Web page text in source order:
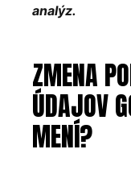
analýz.
ZMENA
ÚDAJOV
MENÍ?